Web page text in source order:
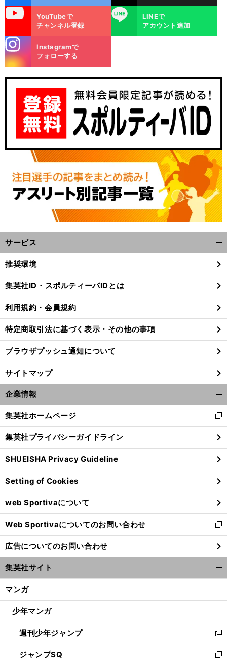
前
YouTubeで
チャンネル登録
LINE
LINEで
アカウント追加
m
Instagramで
フォローする
サービス
閉
る
推奨環境
集英社ID・スポルティーバIDとは
利用規約・会員規約
特定商取引法に基づく表示・その他の事項
ブラウザプッシュ通知について
サイトマップ
企業情報
閉
る
集英社ホームページ
新
し
い
ウ
ィ
ン
ド
ウ
で
開
く
集英社プライバシーガイドライン
SHUEISHA Privacy Guideline
Setting of Cookies
web Sportivaについて
Web Sportivaについてのお問い合わせ
新
し
い
ウ
ィ
ン
ウ
開
く
広告についてのお問い合わせ
集英社サイト
マンガ
少年マンガ
週刊少年ジャンプ
新
し
い
ジャンプSQ
新